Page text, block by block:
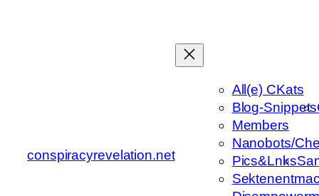
conspiracyrevelation.net
All(e) CKats
Blog-Snippets
Members
Nanobots/
Pics&Lnks